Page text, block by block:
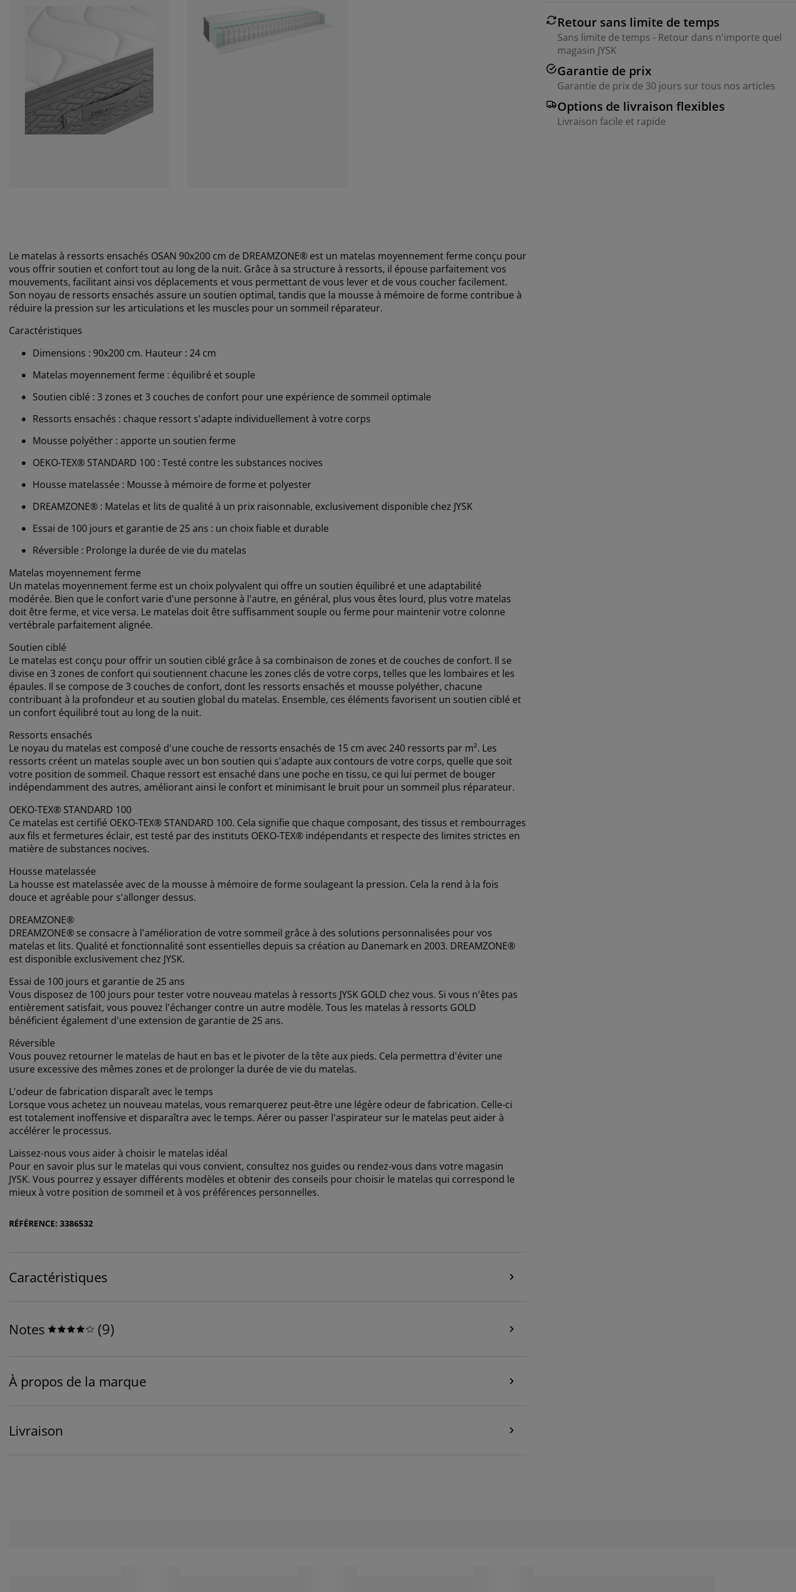
Retour sans limite de temps
Sans limite de temps - Retour dans n'importe quel
magasin JYSK
Garantie de prix
Garantie de prix de 30 jours sur tous nos articles
Options de livraison flexibles
Livraison facile et rapide
Le matelas à ressorts ensachés OSAN 90x200 cm de DREAMZONE® est un matelas moyennement ferme conçu pour
vous offrir soutien et confort tout au long de la nuit. Grâce à sa structure à ressorts, il épouse parfaitement vos
mouvements, facilitant ainsi vos déplacements et vous permettant de vous lever et de vous coucher facilement.
Son noyau de ressorts ensachés assure un soutien optimal, tandis que la mousse à mémoire de forme contribue à
réduire la pression sur les articulations et les muscles pour un sommeil réparateur.
Caractéristiques
Dimensions : 90x200 cm. Hauteur : 24 cm
Matelas moyennement ferme : équilibré et souple
Soutien ciblé : 3 zones et 3 couches de confort pour une expérience de sommeil optimale
Ressorts ensachés : chaque ressort s'adapte individuellement à votre corps
Mousse polyéther : apporte un soutien ferme
OEKO-TEX® STANDARD 100 : Testé contre les substances nocives
Housse matelassée : Mousse à mémoire de forme et polyester
DREAMZONE® : Matelas et lits de qualité à un prix raisonnable, exclusivement disponible chez JYSK
Essai de 100 jours et garantie de 25 ans : un choix fiable et durable
Réversible : Prolonge la durée de vie du matelas
Matelas moyennement ferme
Un matelas moyennement ferme est un choix polyvalent qui offre un soutien équilibré et une adaptabilité
modérée. Bien que le confort varie d'une personne à l'autre, en général, plus vous êtes lourd, plus votre matelas
doit être ferme, et vice versa. Le matelas doit être suffisamment souple ou ferme pour maintenir votre colonne
vertébrale parfaitement alignée.
Soutien ciblé
Le matelas est conçu pour offrir un soutien ciblé grâce à sa combinaison de zones et de couches de confort. Il se
divise en 3 zones de confort qui soutiennent chacune les zones clés de votre corps, telles que les lombaires et les
épaules. Il se compose de 3 couches de confort, dont les ressorts ensachés et mousse polyéther, chacune
contribuant à la profondeur et au soutien global du matelas. Ensemble, ces éléments favorisent un soutien ciblé et
un confort équilibré tout au long de la nuit.
Ressorts ensachés
Le noyau du matelas est composé d'une couche de ressorts ensachés de 15 cm avec 240 ressorts par m². Les
ressorts créent un matelas souple avec un bon soutien qui s'adapte aux contours de votre corps, quelle que soit
votre position de sommeil. Chaque ressort est ensaché dans une poche en tissu, ce qui lui permet de bouger
indépendamment des autres, améliorant ainsi le confort et minimisant le bruit pour un sommeil plus réparateur.
OEKO-TEX® STANDARD 100
Ce matelas est certifié OEKO-TEX® STANDARD 100. Cela signifie que chaque composant, des tissus et rembourrages
aux fils et fermetures éclair, est testé par des instituts OEKO-TEX® indépendants et respecte des limites strictes en
matière de substances nocives.
Housse matelassée
La housse est matelassée avec de la mousse à mémoire de forme soulageant la pression. Cela la rend à la fois
douce et agréable pour s'allonger dessus.
DREAMZONE®
DREAMZONE® se consacre à l'amélioration de votre sommeil grâce à des solutions personnalisées pour vos
matelas et lits. Qualité et fonctionnalité sont essentielles depuis sa création au Danemark en 2003. DREAMZONE®
est disponible exclusivement chez JYSK.
Essai de 100 jours et garantie de 25 ans
Vous disposez de 100 jours pour tester votre nouveau matelas à ressorts JYSK GOLD chez vous. Si vous n'êtes pas
entièrement satisfait, vous pouvez l'échanger contre un autre modèle. Tous les matelas à ressorts GOLD
bénéficient également d'une extension de garantie de 25 ans.
Réversible
Vous pouvez retourner le matelas de haut en bas et le pivoter de la tête aux pieds. Cela permettra d'éviter une
usure excessive des mêmes zones et de prolonger la durée de vie du matelas.
L'odeur de fabrication disparaît avec le temps
Lorsque vous achetez un nouveau matelas, vous remarquerez peut-être une légère odeur de fabrication. Celle-ci
est totalement inoffensive et disparaîtra avec le temps. Aérer ou passer l'aspirateur sur le matelas peut aider à
accélérer le processus.
Laissez-nous vous aider à choisir le matelas idéal
Pour en savoir plus sur le matelas qui vous convient, consultez nos guides ou rendez-vous dans votre magasin
JYSK. Vous pourrez y essayer différents modèles et obtenir des conseils pour choisir le matelas qui correspond le
mieux à votre position de sommeil et à vos préférences personnelles.
RÉFÉRENCE: 3386532
Caractéristiques
Notes (9)
À propos de la marque
Livraison